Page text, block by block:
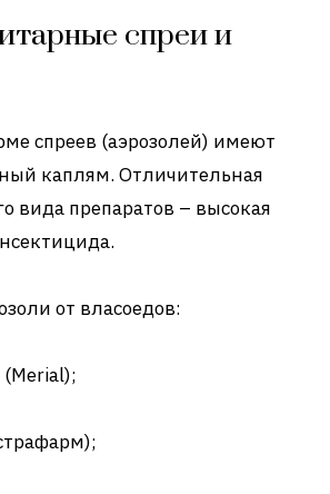
спреи и
спреев (аэрозолей) имеют
каплям. Отличительная
вида препаратов – высокая
от власоедов: